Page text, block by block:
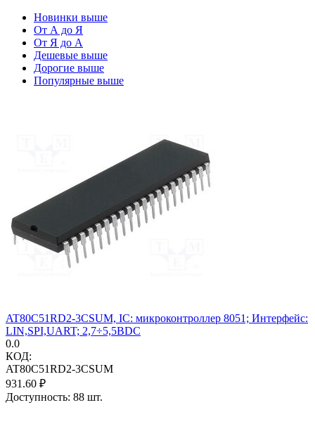
Новинки выше
От А до Я
От Я до А
Дешевые выше
Дорогие выше
Популярные выше
AT80C51RD2-3CSUM, IC: микроконтроллер 8051; Интерфейс:
LIN,SPI,UART; 2,7÷5,5ВDC
0.0
КОД:
AT80C51RD2-3CSUM
931.60 ₽
Доступность: 88 шт.